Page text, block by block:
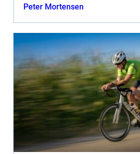
Peter Mortensen